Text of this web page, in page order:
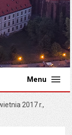
Menu
2017 r.,